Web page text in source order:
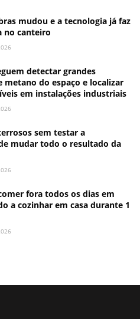
mudou e a tecnologia já faz
no canteiro
detectar grandes
metano do espaço e localizar
em instalações industriais
sem testar a
mudar todo o resultado da
fora todos os dias em
a cozinhar em casa durante 1